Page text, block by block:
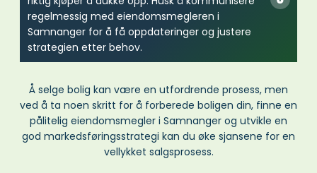
regelmessig med eiendomsmegleren i
Samnanger for å få oppdateringer og justere
strategien etter behov.
Å selge bolig kan være en utfordrende prosess, men
ved å ta noen skritt for å forberede boligen din, finne en
pålitelig eiendomsmegler i Samnanger og utvikle en
god markedsføringsstrategi kan du øke sjansene for en
vellykket salgsprosess.